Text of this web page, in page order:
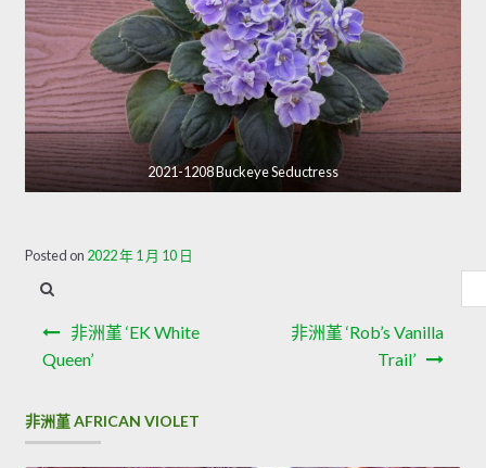
2021-1208 Buckeye Seductress
Posted on 2022 年 1 月 10 日
文
章
導
覽
非洲堇 ‘EK White
Queen’
非洲堇 ‘Rob’s Vanilla
Trail’
容
非洲堇 AFRICAN VIOLET